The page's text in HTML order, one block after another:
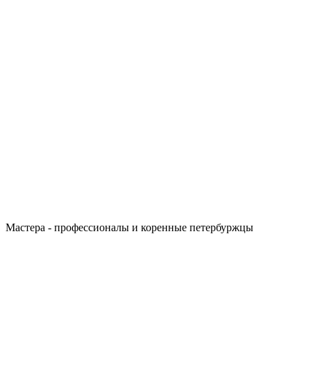
Мастера - профессионалы и коренные петербуржцы